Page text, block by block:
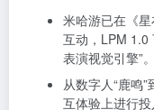
米哈游已在《
互动，LPM 1.0
表演视觉引擎”。
从数字人“鹿鸣
互体验上进行